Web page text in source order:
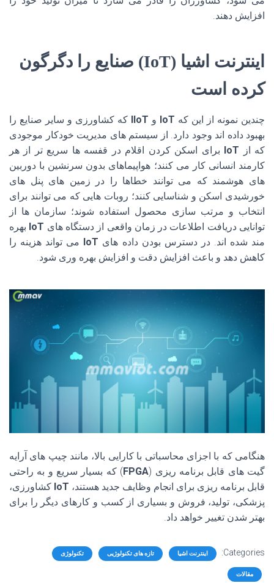
افزایش دهند.
اینترنت اشیا (IoT) صنایع را دگرگون
کرده است
چندین نمونه از این که IoT و IIoT که کشاورزی و سایر صنایع را
بهبود داده اند وجود دارد. از سیستم های مدیریت خودکار موجودی
که از IoT برای اسکن کردن اقلام در قفسه ها سریع تر از هر
کارمند انسانی کار می کنند؛ هواپیماهای بدون سرنشین با دوربین
های هوشمند که می توانند خطاها را در زمین های پنل های
خورشیدی اسکن و شناسایی کنند؛ روبات هایی که می توانند برای
انتخاب و مرتب سازی محصول استفاده شوند؛ سازمان ها از
توانایی دریافت اطلاعات در زمان واقعی از دستگاه های IoT بهره
مند شده اند. در دسترس بودن داده های IoT می تواند هزینه را
کاهش دهد و باعث افزایش دقت و افزایش بهره وری شود.
هنگامی که با اجزای محاسباتی با کارایی بالا، مانند چیپ های آرایه
گیت های قابل برنامه ریزی (FPGA) که بسیار سریع و به راحتی
قابل برنامه ریزی برای انجام وظایف جدید هستند، IoT کشاورزی،
پزشکی، تولید، فروش و بسیاری از کسب و کارهای دیگر را برای
بهتر شدن تغییر خواهد داد.
Categories: اینترنت اشیا تازه های تکنولوژیی تکنولوژی
مقالات